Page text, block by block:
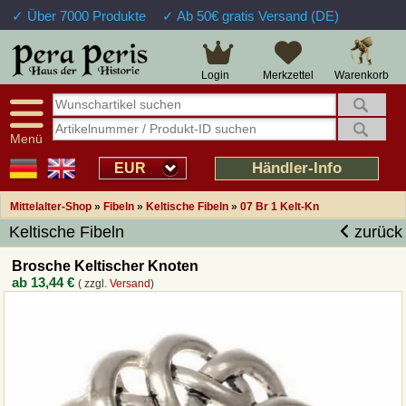
✓ Über 7000 Produkte ✓ Ab 50€ gratis Versand (DE)
Warenkorb
Merkzettel
Login
Menü
EUR Händler-Info
Mittelalter-Shop » Fibeln » Keltische Fibeln » 07 Br 1 Kelt-Kn
Keltische Fibeln zurück
Brosche Keltischer Knoten
ab 13,44 € ( zzgl.Versand)
Große Auswahl
Verfügbarkeitsanzeige
Sendungsverfolgung
Intelligente Navigation
Freundlicher Service
14 Tage Widerrufsrecht
Über 25 Jahre Erfahrung
Schnelle Rücküberweisung
Kulant bei Retouren
Prof. Auftragsabwicklung
Übersicht Mittelalter-Produkte
Impressum
Widerrufsfunktion
Rückruf-Service